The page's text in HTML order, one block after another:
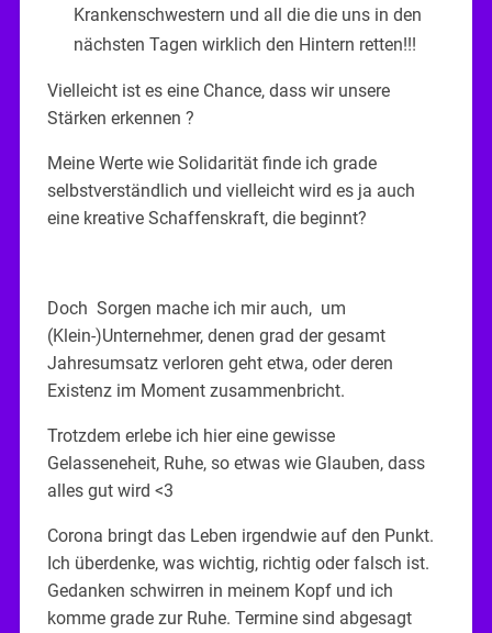
Krankenschwestern und all die die uns in den
nächsten Tagen wirklich den Hintern retten!!!
Vielleicht ist es eine Chance, dass wir unsere
Stärken erkennen ?
Meine Werte wie Solidarität finde ich grade
selbstverständlich und vielleicht wird es ja auch
eine kreative Schaffenskraft, die beginnt?
Doch Sorgen mache ich mir auch, um
(Klein-)Unternehmer, denen grad der gesamt
Jahresumsatz verloren geht etwa, oder deren
Existenz im Moment zusammenbricht.
Trotzdem erlebe ich hier eine gewisse
Gelasseneheit, Ruhe, so etwas wie Glauben, dass
alles gut wird <3
Corona bringt das Leben irgendwie auf den Punkt.
Ich überdenke, was wichtig, richtig oder falsch ist.
Gedanken schwirren in meinem Kopf und ich
komme grade zur Ruhe. Termine sind abgesagt